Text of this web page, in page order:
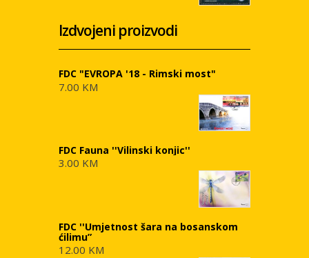
Izdvojeni proizvodi
FDC "EVROPA '18 - Rimski most"
7.00 KM
FDC Fauna ''Vilinski konjic''
3.00 KM
FDC ''Umjetnost šara na bosanskom
ćilimu”
12.00 KM